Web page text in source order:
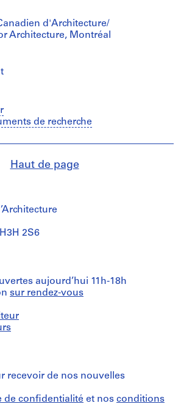
d'Architecture/
Architecture, Montréal
de recherche
Haut de page
2S6
aujourd’hui 11h-18h
sur rendez-vous
recevoir de nos nouvelles
de confidentialité et nos conditions